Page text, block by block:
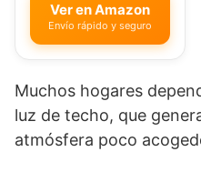
Ver en Amazon
Envío rápido y seguro
Muchos hogares
luz de techo, que
atmósfera poco